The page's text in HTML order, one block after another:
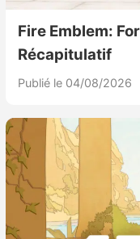
Fire Emblem:
Récapitulatif
Publié le 04/08/2026